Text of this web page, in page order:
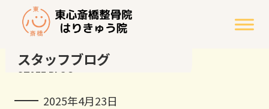
スタッフブログ
STAFF BLOG
2025年4月23日